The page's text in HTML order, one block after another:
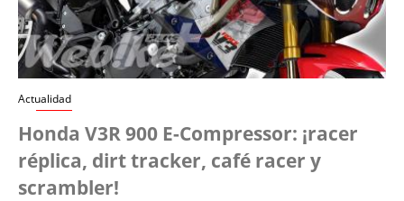
Actualidad
Honda V3R 900 E-Compressor: ¡racer
réplica, dirt tracker, café racer y
scrambler!